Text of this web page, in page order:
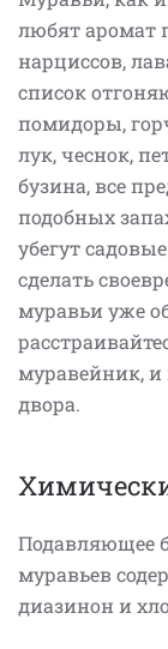
любят аромат
нарциссов,
список
помидоры,
лук, чеснок,
бузина, все
подобных
убегут
сделать
муравьи уже
муравейник, и
двора.
Подавляющее
муравьев
диазинон и